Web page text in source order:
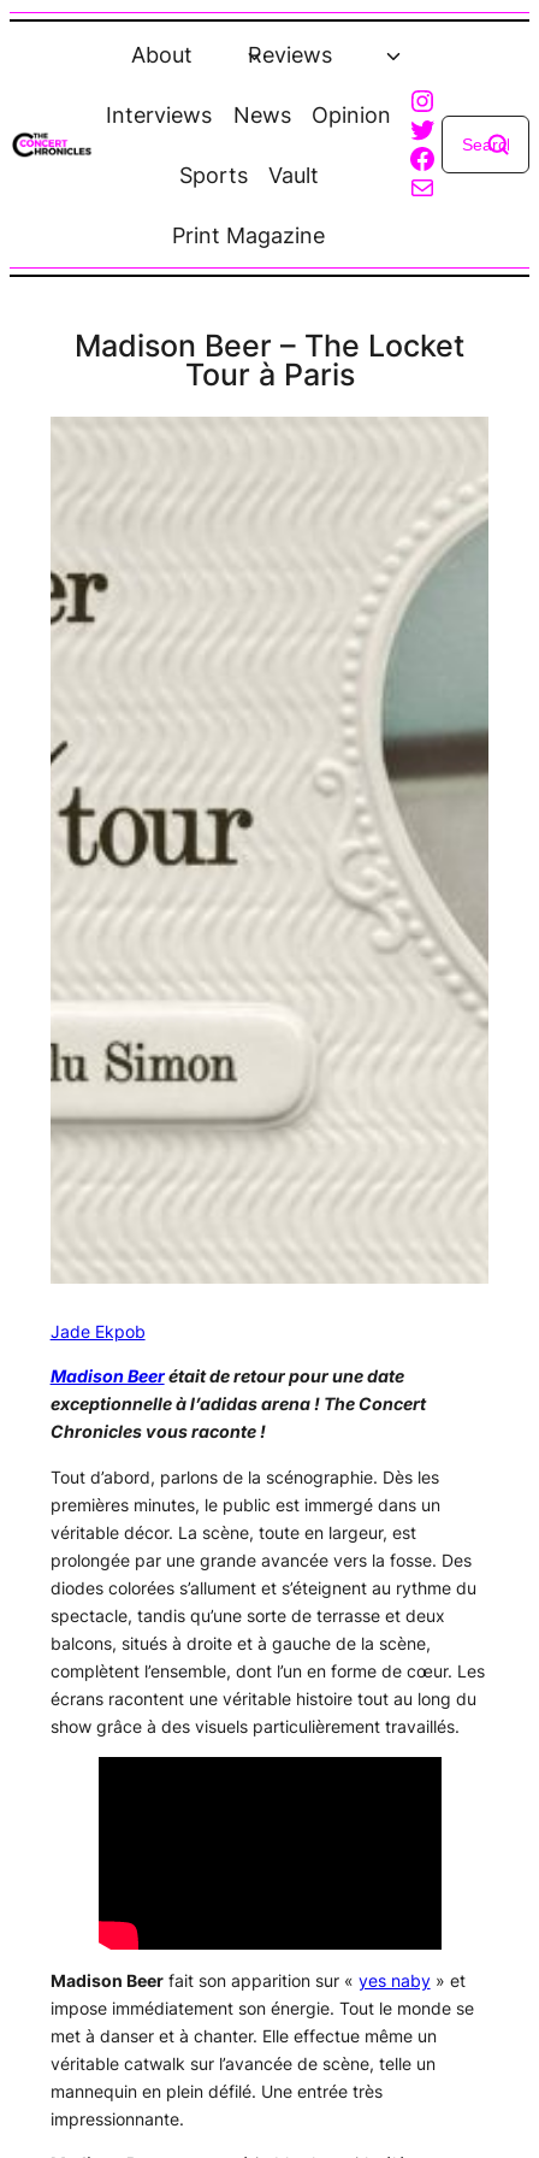
Skip
About Reviews
Interviews News Opinion
Sports Vault
Print Magazine
Twitter
Facebook
Mail
Madison Beer – The Locket
Tour à Paris
Jade Ekpob
Madison Beerétait de retour pour une date
exceptionnelle à l’adidas arena ! The Concert
Chronicles vous raconte !
Tout d’abord, parlons de la scénographie. Dès les
premières minutes, le public est immergé dans un
véritable décor. La scène, toute en largeur, est
prolongée par une grande avancée vers la fosse. Des
diodes colorées s’allument et s’éteignent au rythme du
spectacle, tandis qu’une sorte de terrasse et deux
balcons, situés à droite et à gauche de la scène,
complètent l’ensemble, dont l’un en forme de cœur. Les
écrans racontent une véritable histoire tout au long du
show grâce à des visuels particulièrement travaillés.
Madison Beerfait son apparition sur « yes naby» et
impose immédiatement son énergie. Tout le monde se
met à danser et à chanter. Elle effectue même un
véritable catwalk sur l’avancée de scène, telle un
mannequin en plein défilé. Une entrée très
impressionnante.